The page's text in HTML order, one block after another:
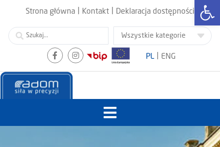
Strona główna Kontakt Deklaracja dostępności
PL ENG